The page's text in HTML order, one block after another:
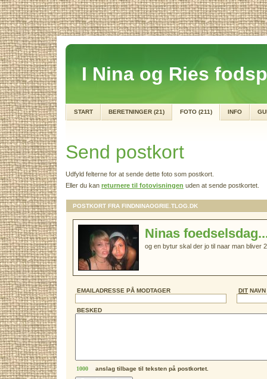
I Nina og Ries
START BERETNINGER (21) FOTO (211) INFO
Send postkort
Udfyld felterne for at sende dette foto som postkort.
Eller du kan returnere til fotovisningen uden at sende postkortet.
POSTKORT FRA FINDNINAOGRIE.TLOG.DK
Ninas
og en bytur skal der jo til naar man bliver
EMAILADRESSE PÅ MODTAGER DIT NAVN
BESKED
anslag tilbage til teksten på postkortet.